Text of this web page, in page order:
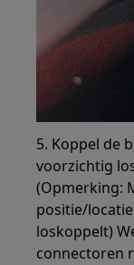
5. Koppel de
voorzichtig
(Opmerking:
positie/
loskoppelt)
connectoren